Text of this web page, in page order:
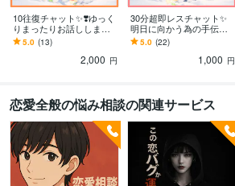
10往復チャット✨❣️ゆっく
りまったりお話しします
うさぎとチャット✨話し相
手/雑談/相談/愚痴/恋愛/オ
5.0 (13)
2,000 円
30分超即レスチャット✨
明日に向かう為の手伝い
ます 即レスチャット✨雑
談/愚痴/悩み/モヤモヤ/イ
5.0 (22)
1,000 円
恋愛全般の悩み相談の関連サービス